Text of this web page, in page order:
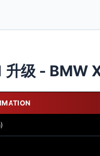
升级 - BMW